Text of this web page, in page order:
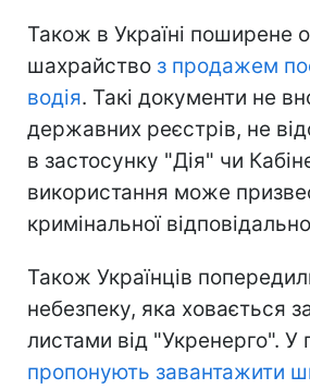
Також в Україні поширене
шахрайство з продажем
водія. Такі документи не
державних реєстрів, не
в застосунку "Дія" чи
використання може
кримінальної
Також Українців
небезпеку, яка ховається
листами від "Укренерго". У
пропонують завантажити